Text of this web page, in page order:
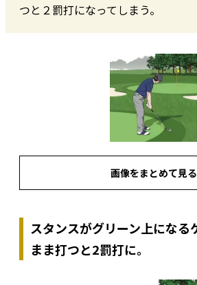
つと２罰打になってしまう。
画像をまとめて見る
スタンスがグリーン上になる
まま打つと2罰打に。